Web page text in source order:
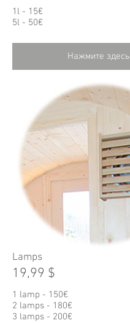
1l - 15€
5l - 50€
Нажмите здесь
Lamps
19,99 $
1 lamp - 150€
2 lamps - 180€
3 lamps - 200€